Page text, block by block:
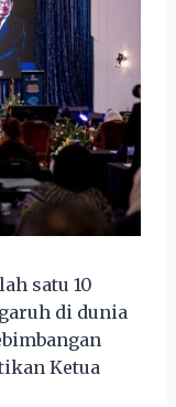
satu 10
di dunia
Ketua